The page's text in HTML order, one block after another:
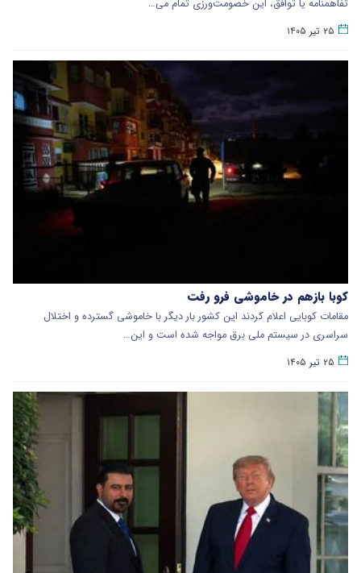
تفاهمنامه یا توافق، این خصومت‌ورزی تمام می…
۲۵ تیر ۱۴۰۵
کوبا بازهم در خاموشی فرو رفت
مقامات کوبایی اعلام کردند این کشور بار دیگر با خاموشی گسترده و اختلال
سراسری در سیستم ملی برق مواجه شده است و این…
۲۵ تیر ۱۴۰۵